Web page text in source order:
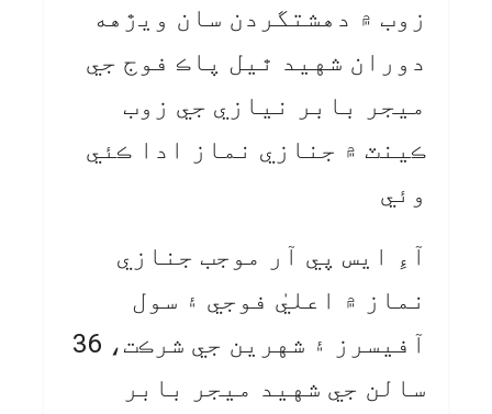
زوب ۾ دهشتگردن سان ويڙهه
دوران شهيد ٿيل پاڪ فوج جي
ميجر بابر نيازي جي زوب
ڪينٽ ۾ جنازي نماز ادا ڪئي
وئي
آءِ ايس پي آر موجب جنازي
نماز ۾ اعليٰ فوجي ۽ سول
آفيسرز ۽ شهرين جي شرڪت، 36
سالن جي شهيد ميجر بابر